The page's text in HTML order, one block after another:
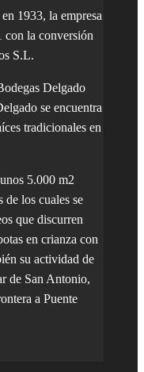
1933, la empresa
con la conversión
S.L.
Delgado
se encuentra
tradicionales en
5.000 m2
los cuales se
que discurren
en crianza con
su actividad de
de San Antonio,
a Puente